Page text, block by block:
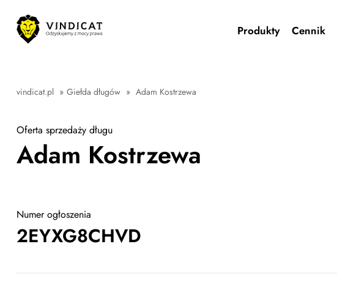
Produkty Cennik
vindicat.pl » Giełda długów » Adam Kostrzewa
Oferta sprzedaży długu
Adam Kostrzewa
Numer ogłoszenia
2EYXG8CHVD